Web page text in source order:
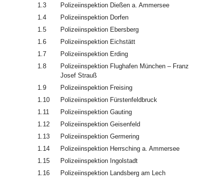
1.3
Polizeiinspektion Dießen a. Ammersee
1.4
Polizeiinspektion Dorfen
1.5
Polizeiinspektion Ebersberg
1.6
Polizeiinspektion Eichstätt
1.7
Polizeiinspektion Erding
1.8
Polizeiinspektion Flughafen München – Franz
Josef Strauß
1.9
Polizeiinspektion Freising
1.10
Polizeiinspektion Fürstenfeldbruck
1.11
Polizeiinspektion Gauting
1.12
Polizeiinspektion Geisenfeld
1.13
Polizeiinspektion Germering
1.14
Polizeiinspektion Herrsching a. Ammersee
1.15
Polizeiinspektion Ingolstadt
1.16
Polizeiinspektion Landsberg am Lech